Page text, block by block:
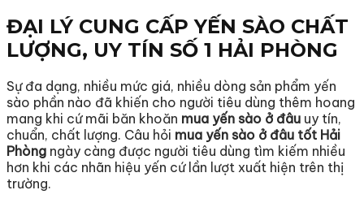
ĐẠI LÝ CUNG CẤP YẾN SÀO CHẤT
LƯỢNG, UY TÍN SỐ 1 HẢI PHÒNG
Sự đa dạng, nhiều mức giá, nhiều dòng sản phẩm yến
sào phần nào đã khiến cho người tiêu dùng thêm hoang
mang khi cứ mãi băn khoăn mua yến sào ở đâu uy tín,
chuẩn, chất lượng. Câu hỏi mua yến sào ở đâu tốt Hải
Phòng ngày càng được người tiêu dùng tìm kiếm nhiều
hơn khi các nhãn hiệu yến cứ lần lượt xuất hiện trên thị
trường.